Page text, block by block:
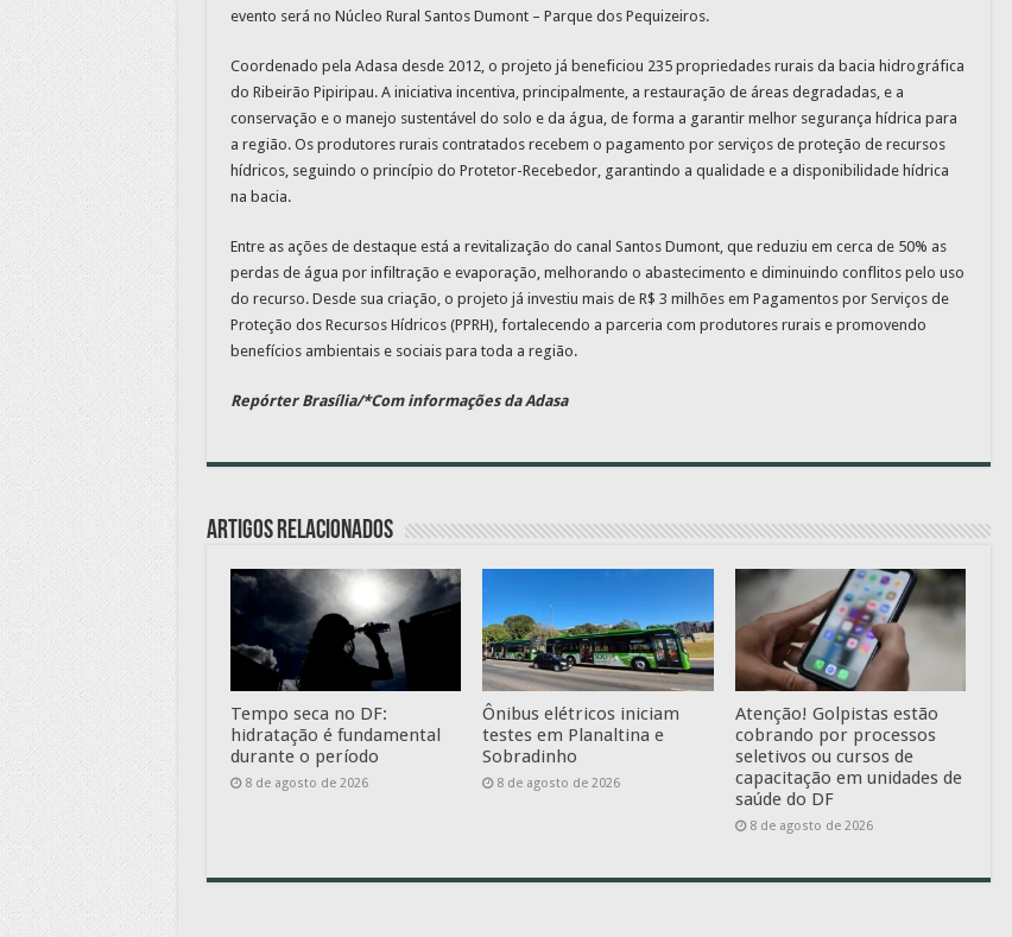
evento será no Núcleo Rural Santos Dumont – Parque dos Pequizeiros.
Coordenado pela Adasa desde 2012, o projeto já beneficiou 235 propriedades rurais da bacia hidrográfica
do Ribeirão Pipiripau. A iniciativa incentiva, principalmente, a restauração de áreas degradadas, e a
conservação e o manejo sustentável do solo e da água, de forma a garantir melhor segurança hídrica para
a região. Os produtores rurais contratados recebem o pagamento por serviços de proteção de recursos
hídricos, seguindo o princípio do Protetor-Recebedor, garantindo a qualidade e a disponibilidade hídrica
na bacia.
Entre as ações de destaque está a revitalização do canal Santos Dumont, que reduziu em cerca de 50% as
perdas de água por infiltração e evaporação, melhorando o abastecimento e diminuindo conflitos pelo uso
do recurso. Desde sua criação, o projeto já investiu mais de R$ 3 milhões em Pagamentos por Serviços de
Proteção dos Recursos Hídricos (PPRH), fortalecendo a parceria com produtores rurais e promovendo
benefícios ambientais e sociais para toda a região.
Repórter Brasília/*Com informações da Adasa
Artigos relacionados
Tempo seca no DF:
hidratação é fundamental
durante o período
8 de agosto de 2026
Ônibus elétricos iniciam
testes em Planaltina e
Sobradinho
8 de agosto de 2026
Atenção! Golpistas estão
cobrando por processos
seletivos ou cursos de
capacitação em unidades de
saúde do DF
8 de agosto de 2026